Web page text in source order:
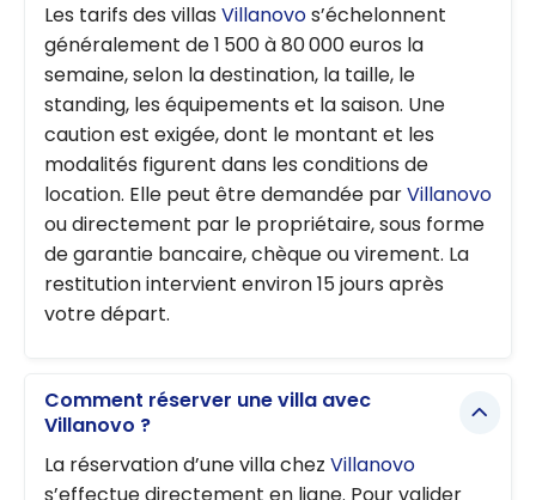
Les tarifs des villas Villanovos’échelonnent
généralement de 1 500 à 80 000 euros la
semaine, selon la destination, la taille, le
standing, les équipements et la saison. Une
caution est exigée, dont le montant et les
modalités figurent dans les conditions de
location. Elle peut être demandée parVillanovo
ou directement par le propriétaire, sous forme
de garantie bancaire, chèque ou virement. La
restitution intervient environ 15 jours après
votre départ.
Comment réserver une villa avec
Villanovo ?
La réservation d’une villa chez Villanovo